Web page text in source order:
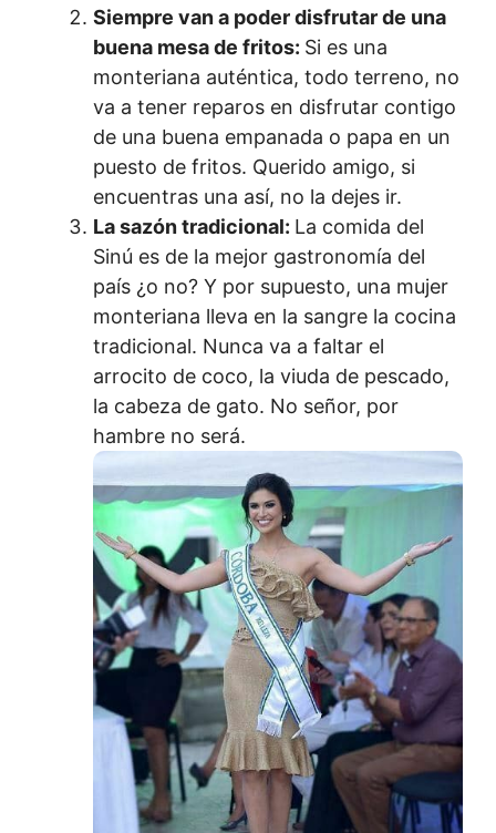
Siempre van a poder disfrutar de una
buena mesa de fritos: Si es una
monteriana auténtica, todo terreno, no
va a tener reparos en disfrutar contigo
de una buena empanada o papa en un
puesto de fritos. Querido amigo, si
encuentras una así, no la dejes ir.
La sazón tradicional: La comida del
Sinú es de la mejor gastronomía del
país ¿o no? Y por supuesto, una mujer
monteriana lleva en la sangre la cocina
tradicional. Nunca va a faltar el
arrocito de coco, la viuda de pescado,
la cabeza de gato. No señor, por
hambre no será.